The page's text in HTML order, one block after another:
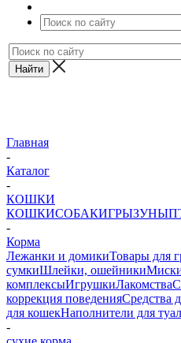
Главная
-
Каталог
-
КОШКИ
КОШКИСОБАКИГРЫЗУНЫ
-
Корма
Лежанки и домикиТовары для
сумкиШлейки, ошейники
комплексыИгрушкиЛакомства
коррекция поведенияСредства
для кошекНаполнители для
-